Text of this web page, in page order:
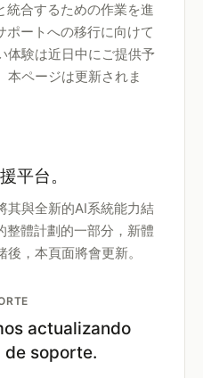
統合するための作業を進
ポートへの移行に向けて
体験は近日中にご提供予
本ページは更新されま
平台。
其與全新的AI系統能力結
整體計劃的一部分，新體
，本頁面將會更新。
actualizando
soporte.